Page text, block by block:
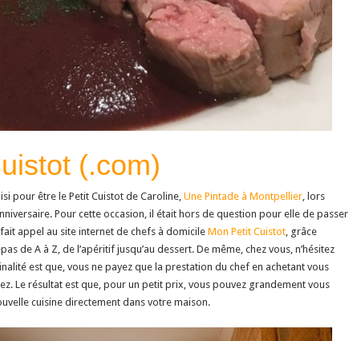
(.com)
pour être le Petit Cuistot de Caroline,Une Pintade à Montpellier, lors
Pour cette occasion, il était hors de question pour elle de passer
appel au site internet de chefs à domicile Mon Petit Cuistot, grâce
de A à Z, de l’apéritif jusqu’au dessert. De même, chez vous, n’hésitez
est que, vous ne payez que la prestation du chef en achetant vous
Le résultat est que, pour un petit prix, vous pouvez grandement vous
cuisine directement dans votre maison.